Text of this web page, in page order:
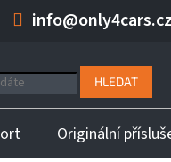
info@only4cars.cz
OD KUPNÍ SMLOUVY
HLEDAT
Originální